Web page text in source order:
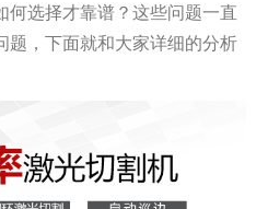
何选择才靠谱？这些问题一直
题，下面就和大家详细的分析